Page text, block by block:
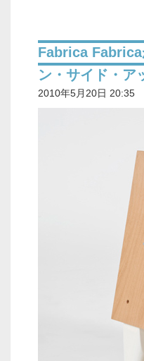
Fabrica Fabrica
ン・サイド・ア
2010年5月20日 20:35